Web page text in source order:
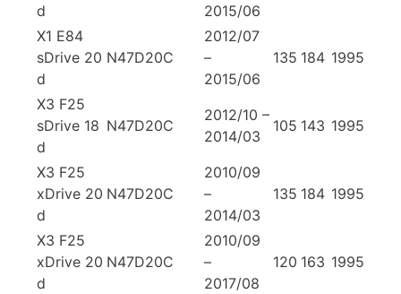
d
2015/06
X1 E84
sDrive 20
d
N47D20C
2012/07
–
2015/06
135 184 1995
X3 F25
sDrive 18
d
N47D20C
2012/10 –
2014/03
105 143 1995
X3 F25
xDrive 20
d
N47D20C
2010/09
–
2014/03
135 184 1995
X3 F25
xDrive 20
d
N47D20C
2010/09
–
2017/08
120 163 1995